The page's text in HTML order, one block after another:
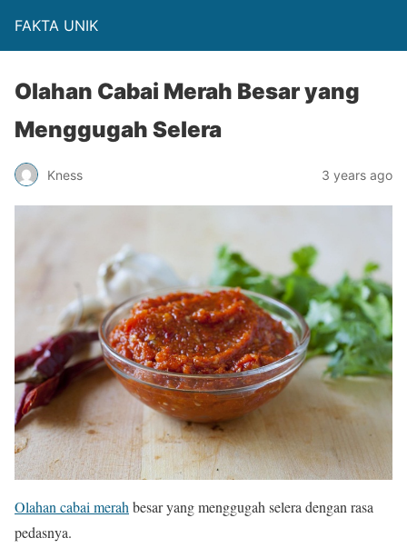
FAKTA UNIK
Olahan Cabai Merah Besar yang
Menggugah Selera
Kness 3 years ago
Olahan cabai merahbesar yang menggugah selera dengan rasa
pedasnya.